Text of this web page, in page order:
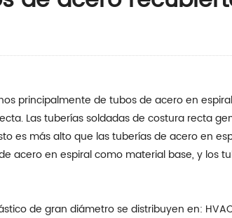
principalmente de tubos de acero en
Las tuberías soldadas de costura recta
es más alto que las tuberías de acero en
en espiral como material base, y los
de gran diámetro se distribuyen en: